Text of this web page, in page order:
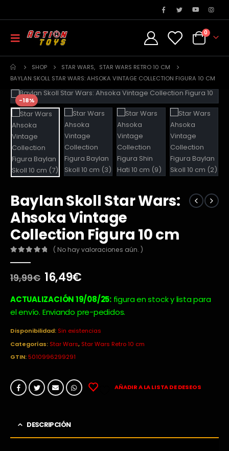
0
SHOP STAR WARS, STAR WARS RETRO 10 CM
BAYLAN SKOLL STAR WARS: AHSOKA VINTAGE COLLECTION FIGURA 10 CM
-18%
Baylan Skoll Star Wars:
Ahsoka Vintage
Collection Figura 10 cm
( No hay valoraciones aún. )
19,99€ El
precio
original
era:
19,99€.
16,49€El
actual
es:
16,49€.
ACTUALIZACIÓN 19/08/25:figura en stock y lista para
el envío. Enviando pre-pedidos.
Disponibilidad: Sin existencias
Categorías: Star Wars, Star Wars Retro 10 cm
GTIN:5010996299291
AÑADIR A LA LISTA DE DESEOS
DESCRIPCIÓN